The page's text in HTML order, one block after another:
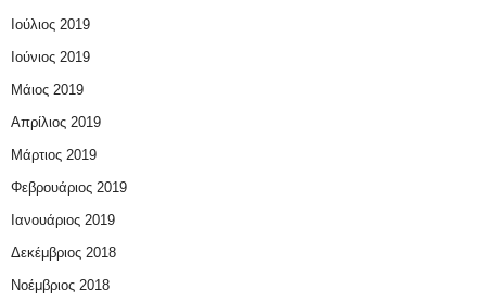
Ιούλιος 2019
Ιούνιος 2019
Μάιος 2019
Απρίλιος 2019
Μάρτιος 2019
Φεβρουάριος 2019
Ιανουάριος 2019
Δεκέμβριος 2018
Νοέμβριος 2018